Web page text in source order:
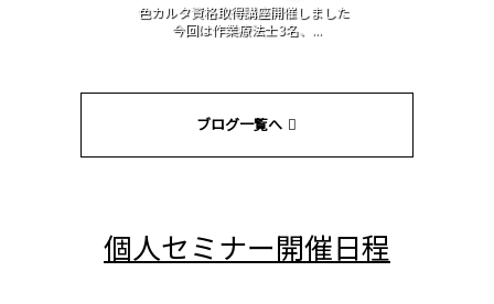
色カルタ資格取得講座開催しました
今回は作業療法士3名、...
ブログ一覧へ
個人セミナー開催日程